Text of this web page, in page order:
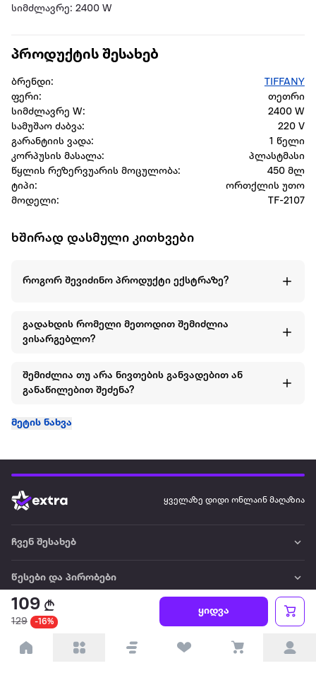
სიმძლავრე: 2400 W
109
129 -16%
ყიდვა
პროდუქტის შესახებ
ბრენდი:
TIFFANY
ფერი:
თეთრი
სიმძლავრე W:
2400 W
სამუშაო ძაბვა:
220 V
გარანტიის ვადა:
1 წელი
კორპუსის მასალა:
პლასტმასი
წყლის რეზერვუარის მოცულობა:
450 მლ
ტიპი:
ორთქლის უთო
მოდელი:
TF-2107
ხშირად დასმული კითხვები
როგორ შევიძინო პროდუქტი ექსტრაზე?
გადახდის რომელი მეთოდით შემიძლია
ვისარგებლო?
შემიძლია თუ არა ნივთების განვადებით ან
განაწილებით შეძენა?
მეტის ნახვა
ყველაზე დიდი ონლაინ მაღაზია
ჩვენ შესახებ
წესები და პირობები
პარტნიორებისთვის
ტრენდული